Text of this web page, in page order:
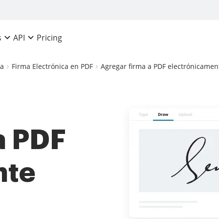
API Pricing
Firma Electrónica en PDF Agregar firma a PDF
PDF